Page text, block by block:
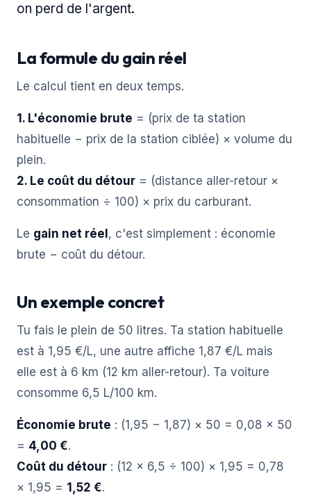
on perd de l'argent.
La formule du gain réel
Le calcul tient en deux temps.
1. L'économie brute = (prix de ta station
habituelle − prix de la station ciblée) × volume du
plein.
2. Le coût du détour = (distance aller-retour ×
consommation ÷ 100) × prix du carburant.
Le gain net réel , c'est simplement : économie
brute − coût du détour.
Un exemple concret
Tu fais le plein de 50 litres. Ta station habituelle
est à 1,95 €/L, une autre affiche 1,87 €/L mais
elle est à 6 km (12 km aller-retour). Ta voiture
consomme 6,5 L/100 km.
Économie brute : (1,95 − 1,87) × 50 = 0,08 × 50
= 4,00 €.
Coût du détour : (12 × 6,5 ÷ 100) × 1,95 = 0,78
× 1,95 = 1,52 €.